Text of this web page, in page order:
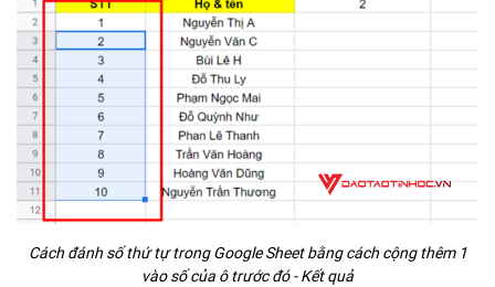
Cách đánh số thứ tự trong Google Sheet bằng cách cộng thêm 1
vào số của ô trước đó - Kết quả